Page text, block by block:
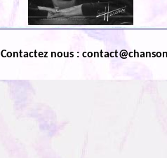
Contactez nous :